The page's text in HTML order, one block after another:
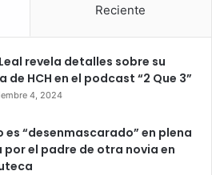
Reciente
revela detalles sobre su
de HCH en el podcast “2 Que 3”
4, 2024
es “desenmascarado” en plena
por el padre de otra novia en